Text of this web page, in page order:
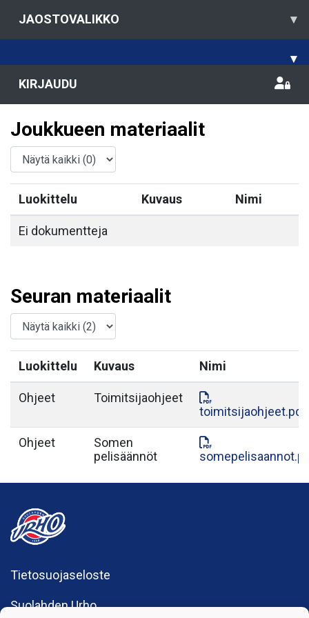
JAOSTOVALIKKO ▾
▾
KIRJAUDU
Joukkueen materiaalit
Luokittelu Kuvaus Nimi
Ei dokumentteja
Seuran materiaalit
Luokittelu Kuvaus Nimi
Ohjeet
Toimitsijaohjeet
toimitsijaohjeet.pdf
Ohjeet
Somen
pelisäännöt
Tietosuojaseloste
Suolahden Urho